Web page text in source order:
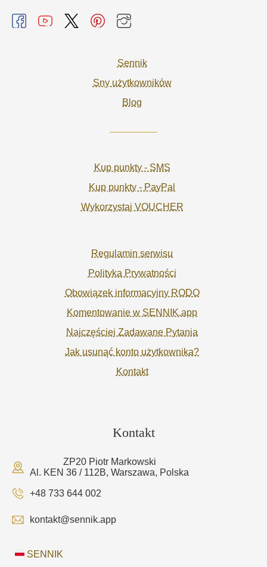
Sennik
Sny użytkowników
Blog
Kup punkty - SMS
Kup punkty - PayPal
Wykorzystaj VOUCHER
Regulamin serwisu
Polityka Prywatności
Obowiązek informacyjny RODO
Komentowanie w SENNIK.app
Najczęściej Zadawane Pytania
Jak usunąć konto użytkownika?
Kontakt
Kontakt
ZP20 Piotr Markowski
Al. KEN 36 / 112B, Warszawa, Polska
+48 733 644 002
kontakt@sennik.app
SENNIK